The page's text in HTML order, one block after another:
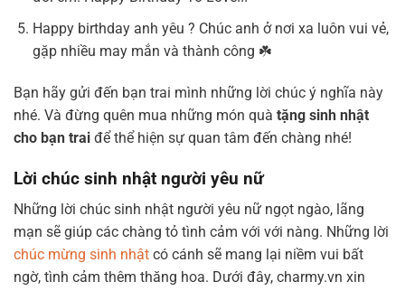
Happy birthday anh yêu ? Chúc anh ở nơi xa luôn vui vẻ,
gặp nhiều may mắn và thành công ☘️
Bạn hãy gửi đến bạn trai mình những lời chúc ý nghĩa này
nhé. Và đừng quên mua những món quà tặng sinh nhật
cho bạn trai để thể hiện sự quan tâm đến chàng nhé!
Lời chúc sinh nhật người yêu nữ
Những lời chúc sinh nhật người yêu nữ ngọt ngào, lãng
mạn sẽ giúp các chàng tỏ tình cảm với với nàng. Những lời
chúc mừng sinh nhật có cánh sẽ mang lại niềm vui bất
ngờ, tình cảm thêm thăng hoa. Dưới đây, charmy.vn xin